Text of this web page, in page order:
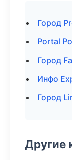
Город
Portal
Город
Инфо
Город
Другие